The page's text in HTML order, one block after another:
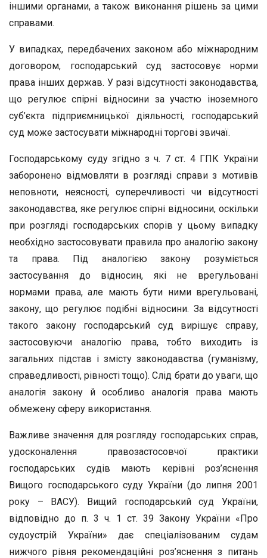
іншими органами, а також виконання рішень за цими
справами.
У випадках, передбачених законом або міжнародним
договором, господарський суд застосовує норми
права інших держав. У разі відсутності законодавства,
що регулює спірні відносини за участю іноземного
суб’єкта підприємницької діяльності, господарський
суд може застосувати міжнародні торгові звичаї.
Господарському суду згідно з ч. 7 ст. 4 ГПК України
заборонено відмовляти в розгляді справи з мотивів
неповноти, неясності, суперечливості чи відсутності
законодавства, яке регулює спірні відносини, оскільки
при розгляді господарських спорів у цьому випадку
необхідно застосовувати правила про аналогію закону
та права. Під аналогією закону розуміється
застосування до відносин, які не врегульовані
нормами права, але мають бути ними врегульовані,
закону, що регулює подібні відносини. За відсутності
такого закону господарський суд вирішує справу,
застосовуючи аналогію права, тобто виходить із
загальних підстав і змісту законодавства (гуманізму,
справедливості, рівності тощо). Слід брати до уваги, що
аналогія закону й особливо аналогія права мають
обмежену сферу використання.
Важливе значення для розгляду господарських справ,
удосконалення правозастосовчої практики
господарських судів мають керівні роз’яснення
Вищого господарського суду України (до липня 2001
року – ВАСУ). Вищий господарський суд України,
відповідно до п. 3 ч. 1 ст. 39 Закону України «Про
судоустрій України» дає спеціалізованим судам
нижчого рівня рекомендаційні роз’яснення з питань